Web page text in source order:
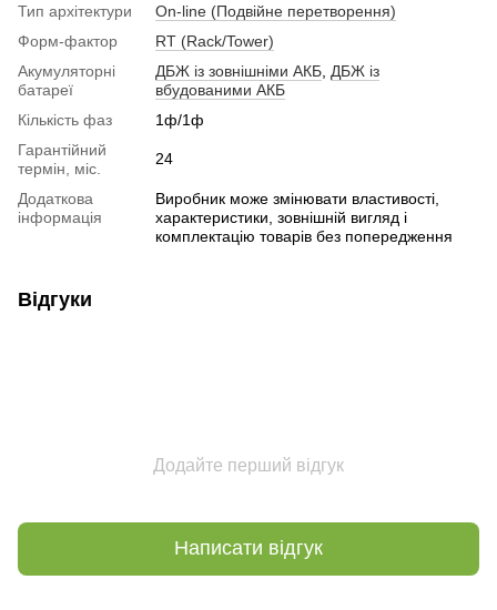
Тип архітектури
On-line (Подвійне перетворення)
Форм-фактор
RT (Rack/Tower)
Акумуляторні
батареї
ДБЖ із зовнішніми АКБ ДБЖ із
вбудованими АКБ
Кількість фаз
1ф/1ф
Гарантійний
термін, міс.
24
Додаткова
інформація
Виробник може змінювати властивості,
характеристики, зовнішній вигляд і
комплектацію товарів без попередження
Відгуки
Додайте перший відгук
Написати відгук